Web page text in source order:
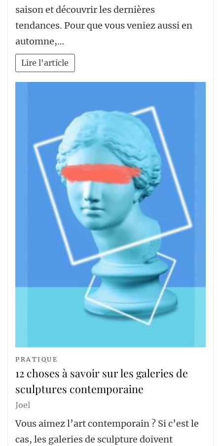
saison et découvrir les dernières
tendances. Pour que vous veniez aussi en
automne,…
Lire l'article
PRATIQUE
12 choses à savoir sur les galeries de
sculptures contemporaine
Joel
Vous aimez l’art contemporain ? Si c’est le
cas, les galeries de sculpture doivent